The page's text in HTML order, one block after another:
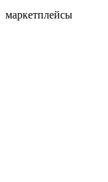
маркетплейсы